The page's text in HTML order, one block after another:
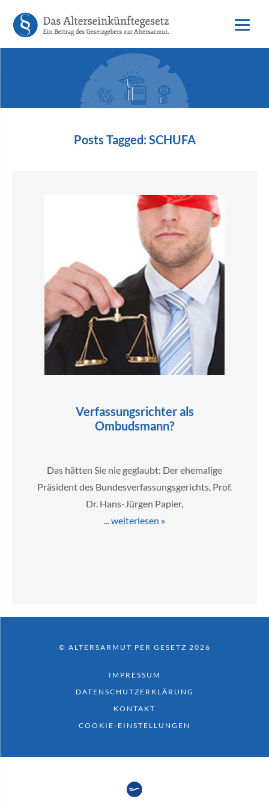
Posts Tagged:SCHUFA
Verfassungsrichter als
Ombudsmann?
Das hätten Sie nie geglaubt: Der ehemalige
Präsident des Bundesverfassungsgerichts, Prof.
Dr. Hans-Jürgen Papier,
weiterlesen »
© ALTERSARMUT PER GESETZ 2026
IMPRESSUM
DATENSCHUTZERKLÄRUNG
KONTAKT
COOKIE-EINSTELLUNGEN